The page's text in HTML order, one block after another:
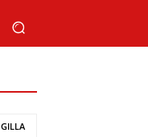
GILLA